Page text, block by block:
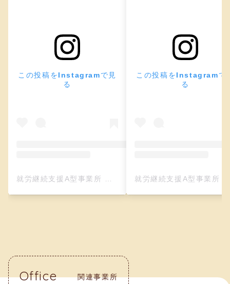
この投稿をInstagramで見
る
この投稿をInstagramで
る
Office 関連事業所